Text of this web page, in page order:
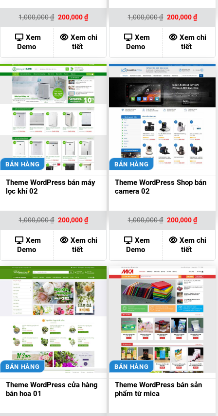
1,000,000₫ Giá
là:
1,000,000 ₫.
200,000₫Giá
hiện
tại
là:
200,000 ₫.
Xem
Demo
Xem chi
tiết
1,000,000₫ Giá
là:
1,000,000 ₫.
200,000₫Giá
hiện
tại
là:
Xem
Demo
Xem chi
tiết
BÁN HÀNG
Theme WordPress bán máy
lọc khí 02
1,000,000₫ Giá
gốc
là:
1,000,000 ₫.
200,000₫Giá
hiện
tại
là:
200,000 ₫.
Xem
Demo
Xem chi
tiết
BÁN HÀNG
Theme WordPress Shop bán
camera 02
1,000,000₫ Giá
gốc
là:
1,000,000 ₫.
200,000₫Giá
hiện
tại
là:
Xem
Demo
Xem chi
tiết
BÁN HÀNG
Theme WordPress cửa hàng
bán hoa 01
BÁN HÀNG
Theme WordPress bán sản
phẩm từ mica